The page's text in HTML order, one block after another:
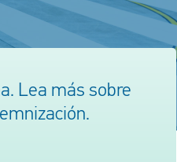
Lea más sobre